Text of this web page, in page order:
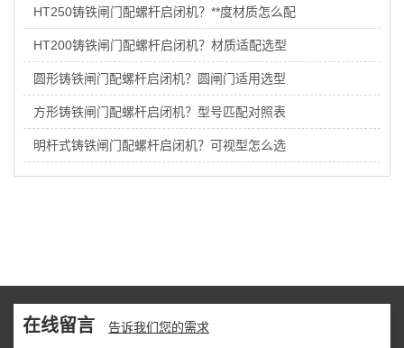
HT250铸铁闸门配螺杆启闭机？**度材质怎么配
HT200铸铁闸门配螺杆启闭机？材质适配选型
圆形铸铁闸门配螺杆启闭机？圆闸门适用选型
方形铸铁闸门配螺杆启闭机？型号匹配对照表
明杆式铸铁闸门配螺杆启闭机？可视型怎么选
在线留言 告诉我们您的需求